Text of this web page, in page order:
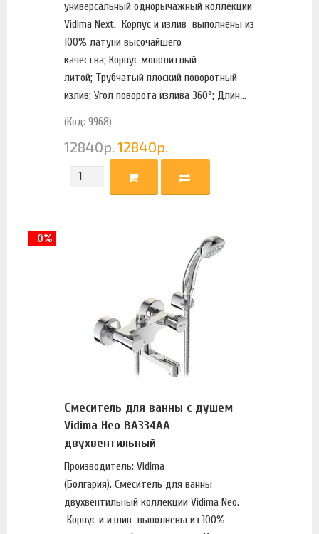
универсальный однорычажный коллекции
Vidima Next. Корпус и излив выполнены из
100% латуни высочайшего
качества; Корпус монолитный
литой; Трубчатый плоский поворотный
излив; Угол поворота излива 360°; Длин...
(Код: 9968)
12840р.12840р.
Смеситель для ванны с душем
Vidima Нео BA334AA
двухвентильный
Производитель: Vidima
(Болгария). Смеситель для ванны
двухвентильный коллекции Vidima Neo.
Корпус и излив выполнены из 100%
-0%